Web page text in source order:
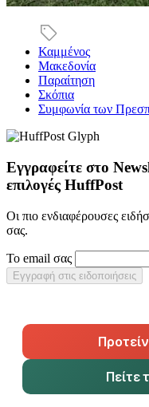
Καμμένος
Μακεδονία
Παραίτηση
Σκόπια
Συμφωνία των
Εγγραφείτε στο
επιλογές HuffPost
Οι πιο ενδιαφέρουσες
σας.
Το email σας
Εγγραφή στις ειδοποιήσεις
Πείτε